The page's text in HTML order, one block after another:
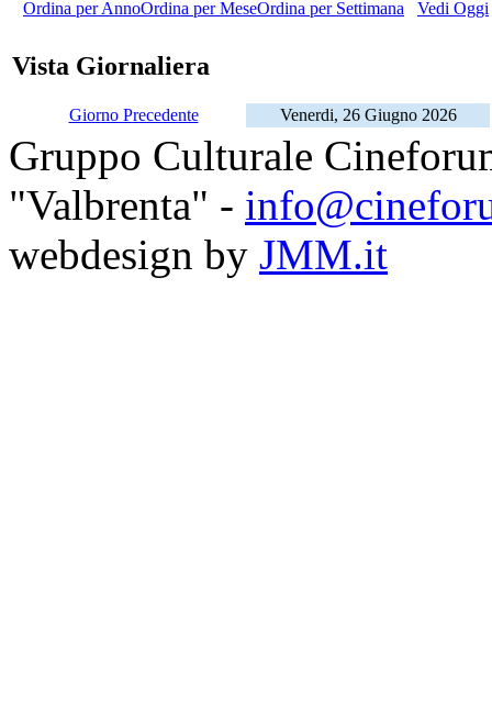
Ordina per AnnoOrdina per MeseOrdina per Settimana Vedi Oggi
Vista Giornaliera
Giorno Precedente Venerdi, 26 Giugno 2026
Gruppo Culturale
"Valbrenta" -
webdesign by JMM.it